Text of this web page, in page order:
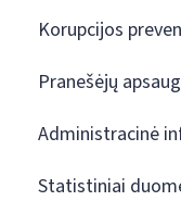
Korupcijos
Pranešėjų
Administracinė
Statistiniai